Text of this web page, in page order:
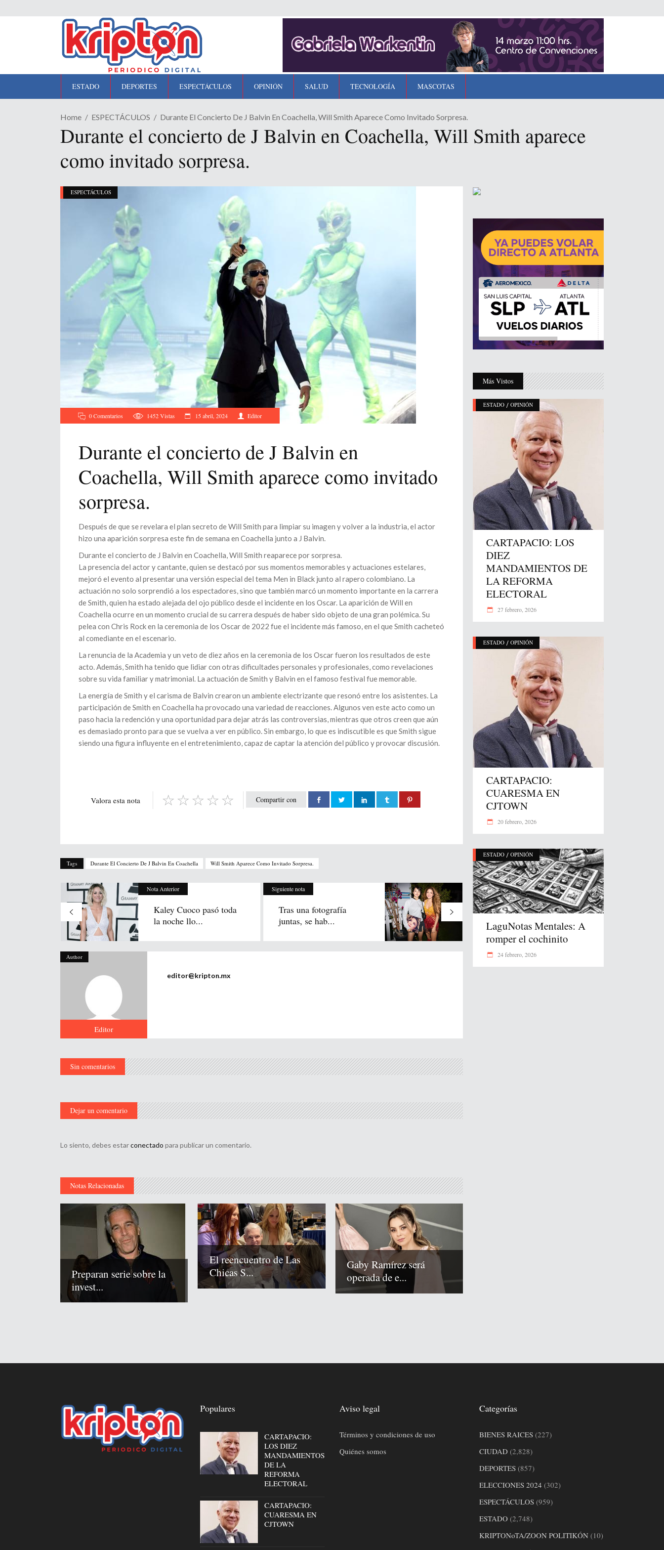
ESTADO DEPORTES ESPECTÁCULOS OPINIÓN SALUD TECNOLOGÍA MASCOTAS
Home ESPECTÁCULOS Durante El Concierto De J Balvin En Coachella, Will Smith Aparece Como Invitado Sorpresa.
Durante el concierto de J Balvin en Coachella, Will Smith aparece
como invitado sorpresa.
ESPECTÁCULOS
0 Comentarios 1452Vistas 15 abril, 2024 Editor
Durante el concierto de J Balvin en
Coachella, Will Smith aparece como invitado
sorpresa.
Después de que se revelara el plan secreto de Will Smith para limpiar su imagen y volver a la industria, el actor
hizo una aparición sorpresa este fin de semana en Coachella junto a J Balvin.
Durante el concierto de J Balvin en Coachella, Will Smith reaparece por sorpresa.
La presencia del actor y cantante, quien se destacó por sus momentos memorables y actuaciones estelares,
mejoró el evento al presentar una versión especial del tema Men in Black junto al rapero colombiano. La
actuación no solo sorprendió a los espectadores, sino que también marcó un momento importante en la carrera
de Smith, quien ha estado alejada del ojo público desde el incidente en los Oscar. La aparición de Will en
Coachella ocurre en un momento crucial de su carrera después de haber sido objeto de una gran polémica. Su
pelea con Chris Rock en la ceremonia de los Oscar de 2022 fue el incidente más famoso, en el que Smith cacheteó
al comediante en el escenario.
La renuncia de la Academia y un veto de diez años en la ceremonia de los Oscar fueron los resultados de este
acto. Además, Smith ha tenido que lidiar con otras dificultades personales y profesionales, como revelaciones
sobre su vida familiar y matrimonial. La actuación de Smith y Balvin en el famoso festival fue memorable.
La energía de Smith y el carisma de Balvin crearon un ambiente electrizante que resonó entre los asistentes. La
participación de Smith en Coachella ha provocado una variedad de reacciones. Algunos ven este acto como un
paso hacia la redención y una oportunidad para dejar atrás las controversias, mientras que otros creen que aún
es demasiado pronto para que se vuelva a ver en público. Sin embargo, lo que es indiscutible es que Smith sigue
siendo una figura influyente en el entretenimiento, capaz de captar la atención del público y provocar discusión.
Compartir con
Valora esta nota
Tags Durante El Concierto De J Balvin En Coachella Will Smith Aparece Como Invitado Sorpresa.
Nota Anterior
Kaley Cuoco pasó toda
la noche llo...
Siguiente nota
Tras una fotografía
juntas, se hab...
Author
Editor
editor@kripton.mx
Sin comentarios
Dejar un comentario
Lo siento, debes estarconectado para publicar un comentario.
Notas Relacionadas
Preparan serie sobre la
invest...
El reencuentro de Las
Chicas S...
Gaby Ramírez será
operada de e...
Más Vistos
ESTADO / OPINIÓN
CARTAPACIO: LOS
DIEZ
MANDAMIENTOS DE
LA REFORMA
ELECTORAL
27 febrero, 2026
ESTADO / OPINIÓN
CARTAPACIO:
CUARESMA EN
CJTOWN
20 febrero, 2026
ESTADO / OPINIÓN
LaguNotas Mentales: A
romper el cochinito
24 febrero, 2026
Populares
CARTAPACIO:
LOS DIEZ
MANDAMIENTOS
DE LA
REFORMA
ELECTORAL
CARTAPACIO:
CUARESMA EN
CJTOWN
Aviso legal
Términos y condiciones de uso
Quiénes somos
Categorías
BIENES RAICES(227)
CIUDAD(2,828)
DEPORTES(857)
ELECCIONES 2024 (302)
ESPECTÁCULOS(959)
ESTADO(2,748)
KRIPTONoTA/ZOON POLITIKÓN(10)